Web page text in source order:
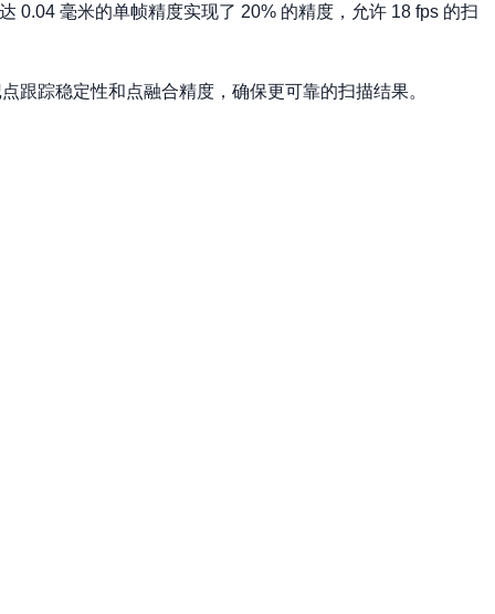
0.04 毫米的单帧精度实现了 20% 的精度，允许 18 fps 的扫
跟踪稳定性和点融合精度，确保更可靠的扫描结果。